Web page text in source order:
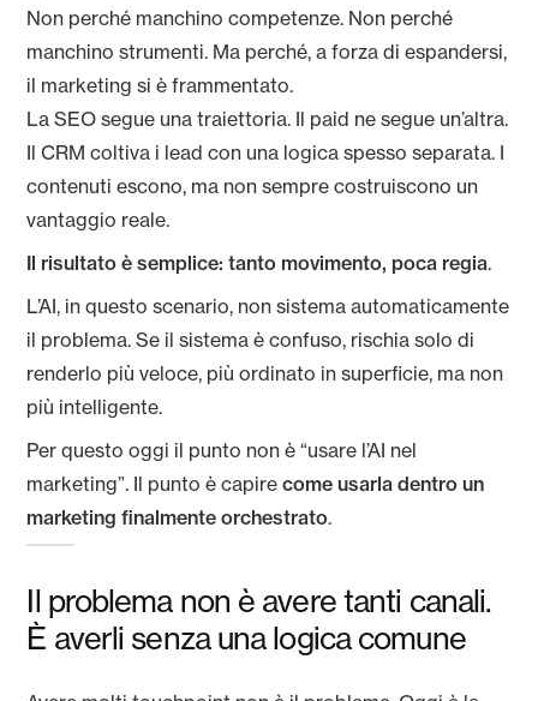
Non perché manchino competenze. Non perché
manchino strumenti. Ma perché, a forza di espandersi,
il marketing si è frammentato.
La SEO segue una traiettoria. Il paid ne segue un’altra.
Il CRM coltiva i lead con una logica spesso separata. I
contenuti escono, ma non sempre costruiscono un
vantaggio reale.
Il risultato è semplice: tanto movimento, poca regia.
L’AI, in questo scenario, non sistema automaticamente
il problema. Se il sistema è confuso, rischia solo di
renderlo più veloce, più ordinato in superficie, ma non
più intelligente.
Per questo oggi il punto non è “usare l’AI nel
marketing”. Il punto è capirecome usarla dentro un
marketing finalmente orchestrato.
Il problema non è avere tanti canali.
È averli senza una logica comune